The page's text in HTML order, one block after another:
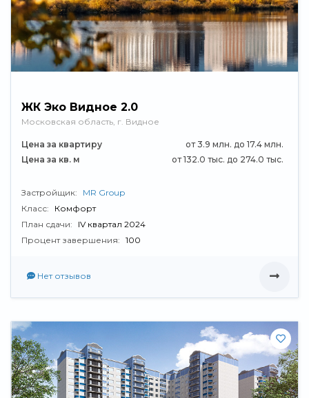
ЖК Эко Видное 2.0
Московская область, г. Видное
Цена за квартиру
от 3.9 млн. до 17.4 млн.
Цена за кв. м
от 132.0 тыс. до 274.0 тыс.
Застройщик:
MR Group
Класс:
Комфорт
План сдачи:
IV квартал 2024
Процент завершения: 100
Нет отзывов